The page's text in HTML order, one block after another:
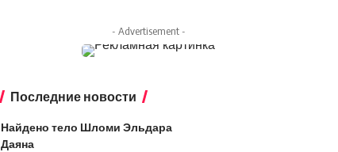
- Advertisement -
Последние новости
Найдено тело Шломи Эльдара
Даяна